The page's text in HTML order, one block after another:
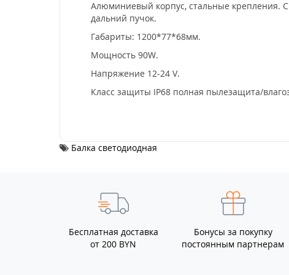
Алюминиевый корпус, стальные крепления.
дальний пучок.
Габариты: 1200*77*68мм.
Мощность 90W.
Напряжение 12-24 V.
Класс защиты IP68 полная пылезащита/
Балка светодиодная
Бесплатная доставка
от 200 BYN
Бонусы за покупку
постоянным партнерам